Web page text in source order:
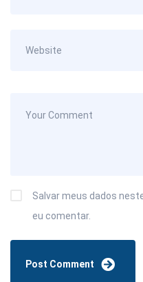
Salvar meus dados
eu comentar.